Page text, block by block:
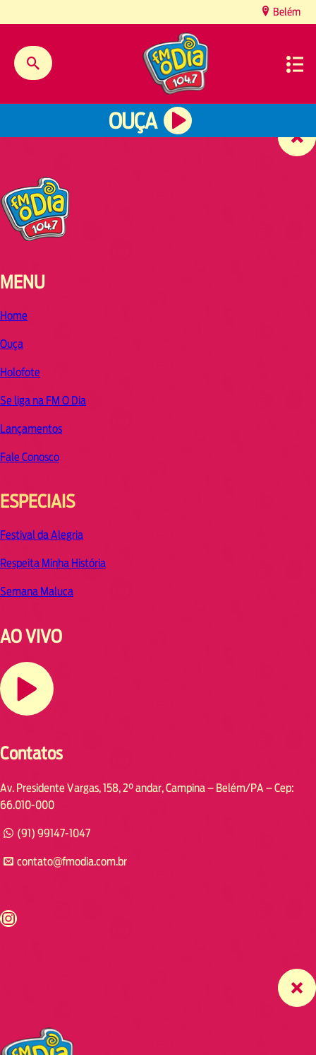
Belém
OUÇA
MENU
Home
Ouça
Holofote
Se liga na FM O Dia
Lançamentos
Fale Conosco
ESPECIAIS
Festival da Alegria
Respeita Minha História
Semana Maluca
AO VIVO
Contatos
Av. Presidente Vargas, 158, 2° andar, Campina – Belém/PA – Cep:
66.010-000
(91) 99147-1047
contato@fmodia.com.br
https://www.instagram.com/fmodia.cabofrio/